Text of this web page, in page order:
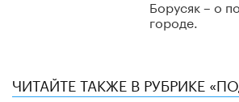
Борусяк – о
городе.
ЧИТАЙТЕ ТАКЖЕ В РУБРИКЕ